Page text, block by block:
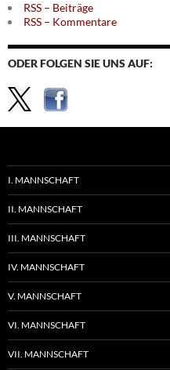
RSS – Beiträge
RSS – Kommentare
ODER FOLGEN SIE UNS AUF:
I. MANNSCHAFT
II. MANNSCHAFT
III. MANNSCHAFT
IV. MANNSCHAFT
V. MANNSCHAFT
VI. MANNSCHAFT
VII. MANNSCHAFT